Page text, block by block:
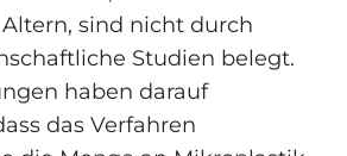
sind nicht durch
Studien belegt.
haben darauf
das Verfahren